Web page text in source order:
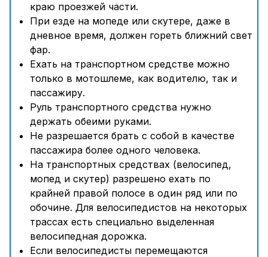
краю проезжей части.
При езде на мопеде или скутере, даже в
дневное время, должен гореть ближний свет
фар.
Ехать на транспортном средстве можно
только в мотошлеме, как водителю, так и
пассажиру.
Руль транспортного средства нужно
держать обеими руками.
Не разрешается брать с собой в качестве
пассажира более одного человека.
На транспортных средствах (велосипед,
мопед и скутер) разрешено ехать по
крайней правой полосе в один ряд или по
обочине. Для велосипедистов на некоторых
трассах есть специально выделенная
велосипедная дорожка.
Если велосипедисты перемещаются